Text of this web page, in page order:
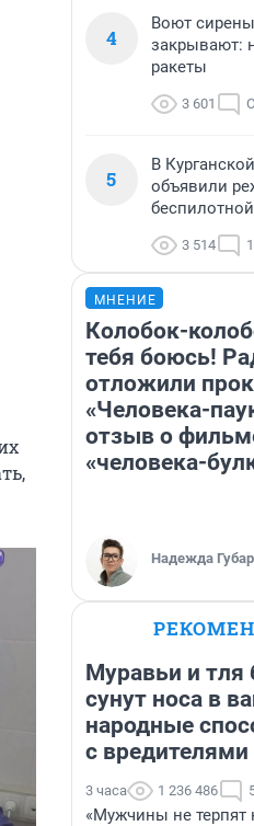
4
Воют
закрывают:
ракеты
3 601
5
В
объявили
3 514
МНЕНИЕ
Колобок-
тебя боюсь!
отложили
«Человека-
отзыв о
«человека-
Надежда
Муравьи и тля
сунут носа в
народные
с
3 часа 1 236 486
«Мужчины не терпят